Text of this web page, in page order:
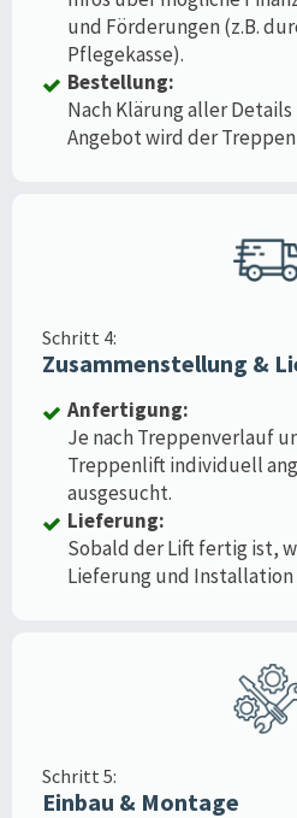
und Förderungen (z.B.
Pflegekasse).
Bestellung:
Nach Klärung aller
Angebot wird der
Schritt 4:
Zusammenstellung &
Anfertigung:
Je nach Treppenverlauf
Treppenlift individuell
ausgesucht.
Lieferung:
Sobald der Lift fertig ist,
Lieferung und
Schritt 5:
Einbau & Montage